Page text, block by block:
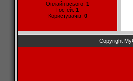
Онлайн всього: 1
Гостей: 1
Користувачів: 0
Copyright